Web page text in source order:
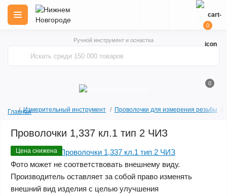
Ручной инструмент и оснастка
0
0
ГлавнаяИзмерительный инструмент Проволочки для измерения резьбы
Проволочки 1,337 кл.1 тип 2 ЧИЗ
Цена снижена
Фото может не соответствовать внешнему виду.
Производитель оставляет за собой право изменять
внешний вид изделия с целью улучшения